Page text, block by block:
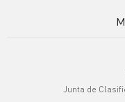
Junta de